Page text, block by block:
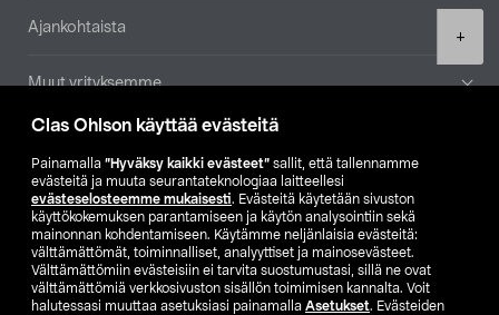
Clas Ohlson käyttää evästeitä
Painamalla ”Hyväksy kaikki evästeet” sallit, että tallennamme
evästeitä ja muuta seurantateknologiaa laitteellesi
evästeselosteemme mukaisesti. Evästeitä käytetään sivuston
käyttökokemuksen parantamiseen ja käytön analysointiin sekä
mainonnan kohdentamiseen. Käytämme neljänlaisia evästeitä:
välttämättömät, toiminnalliset, analyyttiset ja mainosevästeet.
Välttämättömiin evästeisiin ei tarvita suostumustasi, sillä ne ovat
välttämättömiä verkkosivuston sisällön toimimisen kannalta. Voit
halutessasi muuttaa asetuksiasi painamalla Asetukset. Evästeiden
+
Ajankohtaista
Muut yrityksemme
Etsi myymälä
SE NO FI
FI SV